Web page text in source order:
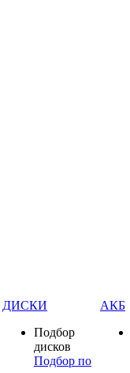
ДИСКИ
Подбор
дисков
Подбор по
АКБ